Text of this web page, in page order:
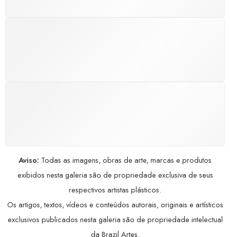
Aviso: Todas as imagens, obras de arte, marcas e produtos
exibidos nesta galeria são de propriedade exclusiva de seus
respectivos artistas plásticos.
Os artigos, textos, vídeos e conteúdos autorais, originais e artísticos
exclusivos publicados nesta galeria são de propriedade intelectual
da Brazil Artes.